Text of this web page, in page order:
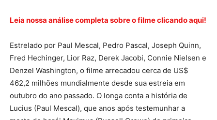
Leia nossa análise completa sobre o filme clicando aqui!
Estrelado por Paul Mescal, Pedro Pascal, Joseph Quinn,
Fred Hechinger, Lior Raz, Derek Jacobi, Connie Nielsen e
Denzel Washington, o filme arrecadou cerca de US$
462,2 milhões mundialmente desde sua estreia em
outubro do ano passado. O longa conta a história de
Lucius (Paul Mescal), que anos após testemunhar a